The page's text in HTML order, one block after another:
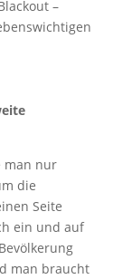
–
man nur
die
Seite
ein und auf
man braucht